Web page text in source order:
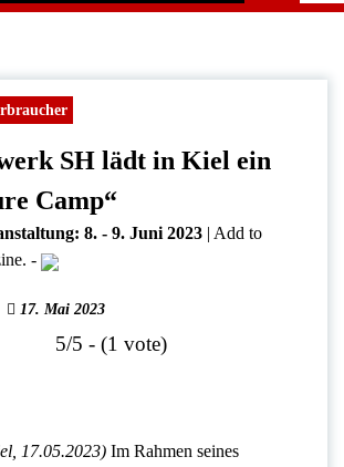
SH lädt in Kiel ein
Camp“
8. - 9. Juni 2023 | Add to
-
17. Mai 2023
5/5 - (1 vote)
17.05.2023) Im Rahmen seines